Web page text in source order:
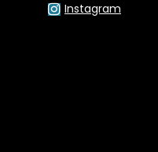
Instagram